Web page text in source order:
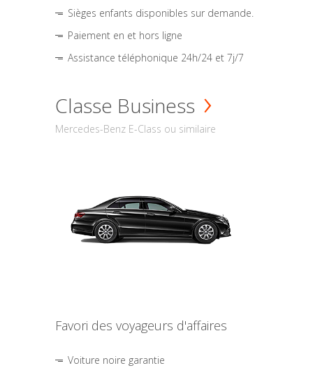
Sièges enfants disponibles sur demande.
Paiement en et hors ligne
Assistance téléphonique 24h/24 et 7j/7
Classe Business
Mercedes-Benz E-Class ou similaire
Favori des voyageurs d'affaires
Voiture noire garantie